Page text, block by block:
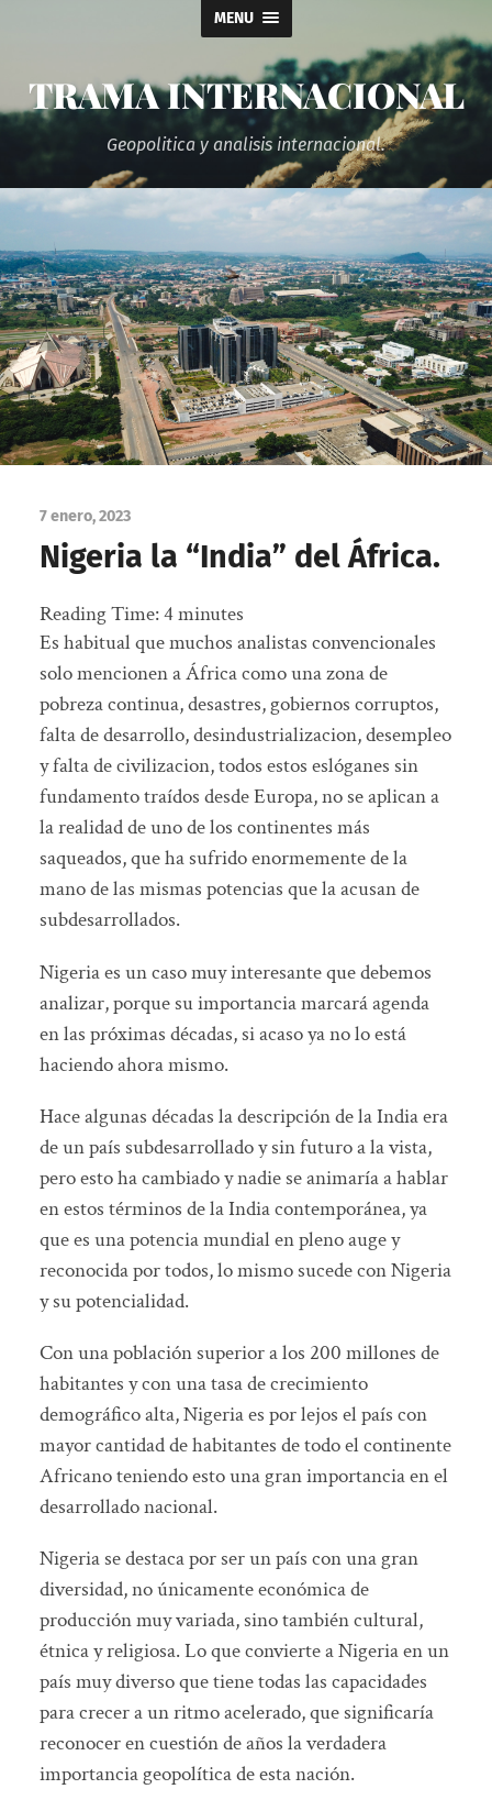
MENU
TRAMA INTERNACIONAL
Geopolitica y analisis internacional.
7 enero, 2023
Nigeria la “India” del África.
Reading Time:4minutes
Es habitual que muchos analistas convencionales
solo mencionen a África como una zona de
pobreza continua, desastres, gobiernos corruptos,
falta de desarrollo, desindustrializacion, desempleo
y falta de civilizacion, todos estos eslóganes sin
fundamento traídos desde Europa, no se aplican a
la realidad de uno de los continentes más
saqueados, que ha sufrido enormemente de la
mano de las mismas potencias que la acusan de
subdesarrollados.
Nigeria es un caso muy interesante que debemos
analizar, porque su importancia marcará agenda
en las próximas décadas, si acaso ya no lo está
haciendo ahora mismo.
Hace algunas décadas la descripción de la India era
de un país subdesarrollado y sin futuro a la vista,
pero esto ha cambiado y nadie se animaría a hablar
en estos términos de la India contemporánea, ya
que es una potencia mundial en pleno auge y
reconocida por todos, lo mismo sucede con Nigeria
y su potencialidad.
Con una población superior a los 200 millones de
habitantes y con una tasa de crecimiento
demográfico alta, Nigeria es por lejos el país con
mayor cantidad de habitantes de todo el continente
Africano teniendo esto una gran importancia en el
desarrollado nacional.
Nigeria se destaca por ser un país con una gran
diversidad, no únicamente económica de
producción muy variada, sino también cultural,
étnica y religiosa. Lo que convierte a Nigeria en un
país muy diverso que tiene todas las capacidades
para crecer a un ritmo acelerado, que significaría
reconocer en cuestión de años la verdadera
importancia geopolítica de esta nación.